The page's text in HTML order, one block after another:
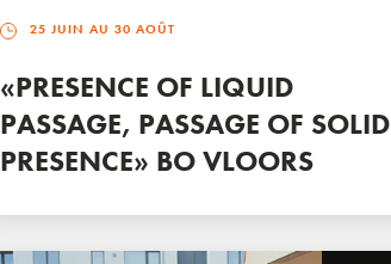
25 JUIN AU 30 AOÛT
«PRESENCE OF LIQUID
PASSAGE, PASSAGE OF SOLID
PRESENCE» BO VLOORS